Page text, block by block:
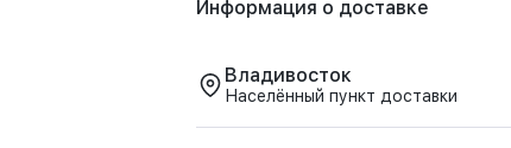
Информация о доставке
Владивосток
Населённый пункт доставки